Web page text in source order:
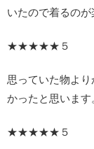
いたので着るのが
★★★★★５
思っていた物よ
かったと思います
★★★★★５